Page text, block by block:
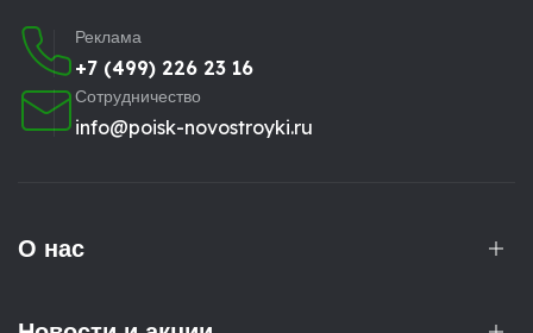
Реклама
+7 (499) 226 23 16
Сотрудничество
info@poisk-novostroyki.ru
О нас